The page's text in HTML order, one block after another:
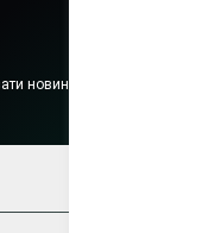
новини Вайтпей і